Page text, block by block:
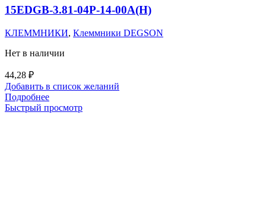
15EDGB-3.81-04P-14-00A(H)
КЛЕММНИКИ, Клеммники DEGSON
Нет в наличии
44,28 ₽
Добавить в список желаний
Подробнее
Быстрый просмотр